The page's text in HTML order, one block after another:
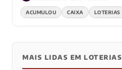
ACUMULOU CAIXA LOTERIAS
MAIS LIDAS EM LOTERIAS